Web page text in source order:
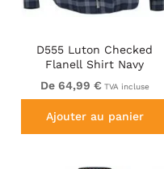
D555 Luton Checked
Flanell Shirt Navy
De 64,99 € TVA incluse
Ajouter au panier